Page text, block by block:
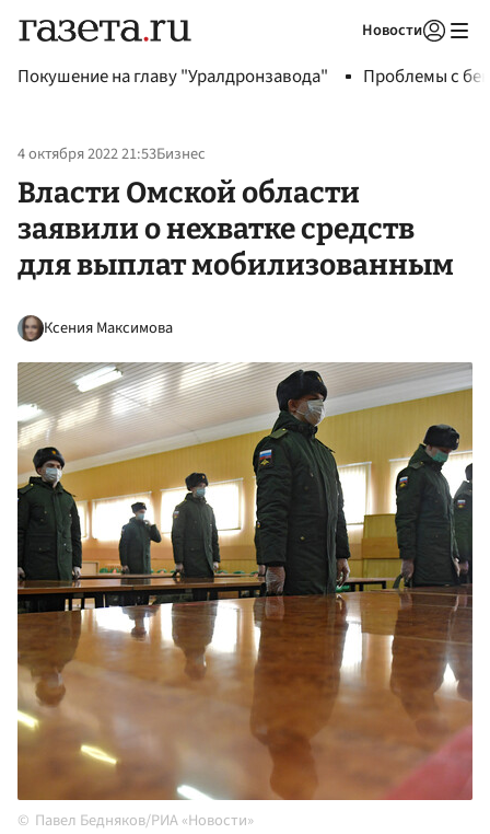
Новости
Покушение на главу "Уралдронзавода" Проблемы с
4 октября 2022 21:53Бизнес
Власти Омской области
заявили о нехватке средств
для выплат мобилизованным
Ксения Максимова
Павел Бедняков/РИА «Новости»